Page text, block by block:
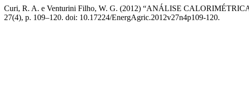
Curi, R. A. e Venturini Filho, W. G. (2012) “ANÁLISE
27(4), p. 109–120. doi: 10.17224/EnergAgric.2012v27n4p109-120.